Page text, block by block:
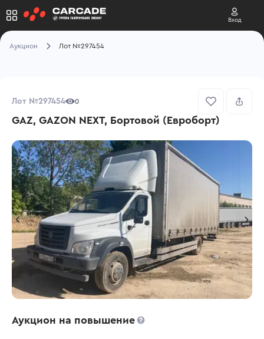
Вход
Аукцион Лот №297454
Лот №297454 0
GAZ, GAZON NEXT, Бортовой (Евроборт)
Аукцион на повышение